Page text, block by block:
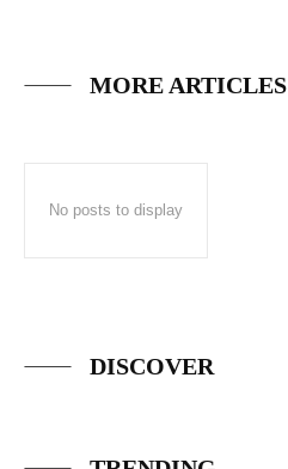
MORE ARTICLES
No posts to display
DISCOVER